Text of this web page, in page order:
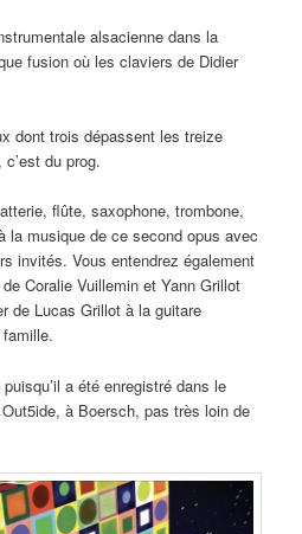
alsacienne dans la
fusion où les claviers de Didier
dont trois dépassent les treize
du prog.
flûte, saxophone, trombone,
la musique de ce second opus avec
invités. Vous entendrez également
Coralie Vuillemin et Yann Grillot
de Lucas Grillot à la guitare
a été enregistré dans le
à Boersch, pas très loin de